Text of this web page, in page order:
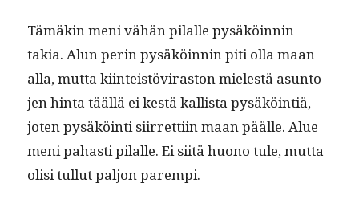
Tämäkin meni vähän pilalle pysäköin­nin
takia. Alun perin pysäköin­nin piti olla maan
alla, mut­ta kiin­teistövi­ras­ton mielestä asun­to­
jen hin­ta tääl­lä ei kestä kallista pysäköin­tiä,
joten pysäköin­ti siir­ret­ti­in maan päälle. Alue
meni pahasti pilalle. Ei siitä huono tule, mut­ta
olisi tul­lut paljon parempi.